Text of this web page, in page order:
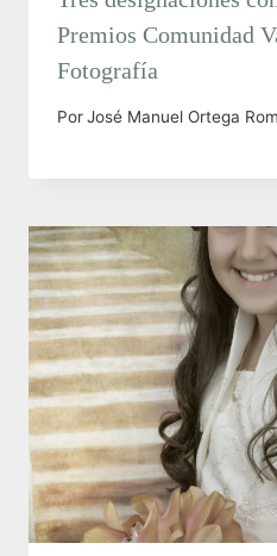
Premios Comunidad
Fotografía
PorJosé Manuel Ortega